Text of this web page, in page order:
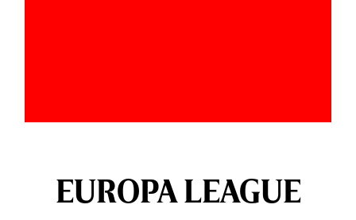
EUROPA LEAGUE